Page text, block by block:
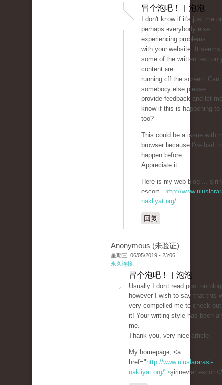
冒个泡吧！ | 泡泡
I don't know if it's just me
perhaps everybody else
experiencing problems
with your website. It seems
some of the written text on
content are
running off the screen. Can
somebody else please
provide feedback and let me
know if this is happening to
too?
This could be a issue with
browser because I've had
happen before.
Appreciate it
Here is my web blog ...
escort - http://
nakliyat.org/
回复
Anonymous (未验证)
星期三, 06/05/2019 - 23:06
永久连接
冒个泡吧！ | 泡泡
Usually I don't read post on
however I wish to say that this
very compelled me to check
it! Your writing style has been
me.
Thank you, very nice article.
My homepage; <a
href=" http://www.uluslararasi-
nakliyat.org/">şirinevler